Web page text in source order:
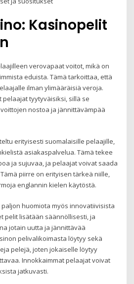
Kasinopelit
verovapaat voitot, mikä on
eduista. Tämä tarkoittaa, että
ilman ylimääräisiä veroja.
pelaajat tyytyväisiksi, sillä se
nostoa ja jännittävämpää
erityisesti suomalaisille pelaajille,
asiakaspalvelua. Tämä tekee
ja sujuvaa, ja pelaajat voivat saada
piirre on erityisen tärkeä niille,
englannin kielen käytöstä.
huomiota myös innovatiivisista
pelit lisätään säännöllisesti, ja
jotain uutta ja jännittävää
pelivalikoimasta löytyy sekä
pelejä, joten jokaiselle löytyy
Innokkaimmat pelaajat voivat
jatkuvasti.